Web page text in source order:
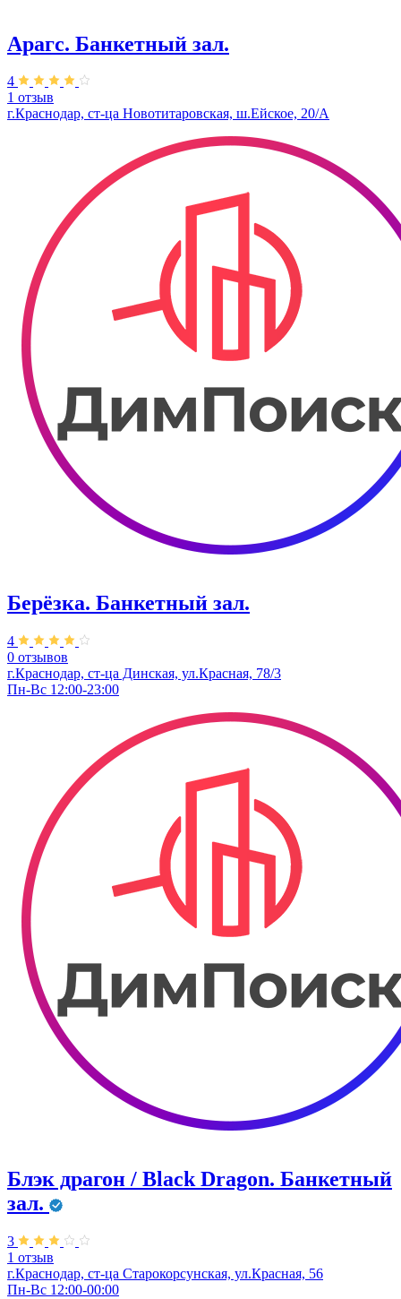
Арагс. Банкетный зал.
4
1 отзыв
г.Краснодар, ст-ца Новотитаровская, ш.Ейское, 20/А
Берёзка. Банкетный зал.
4
0 отзывов
г.Краснодар, ст-ца Динская, ул.Красная, 78/3
Пн-Вс 12:00-23:00
Блэк драгон / Black Dragon. Банкетный
зал.
3
1 отзыв
г.Краснодар, ст-ца Старокорсунская, ул.Красная, 56
Пн-Вс 12:00-00:00